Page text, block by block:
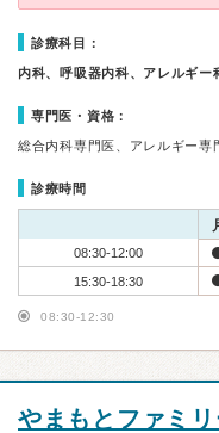
診療科目：
内科、呼吸器内科、アレルギ
専門医・資格：
総合内科専門医、アレルギー専
診療時間
08:30-12:00
15:30-18:30
08:30-12:30
やまもとファミ